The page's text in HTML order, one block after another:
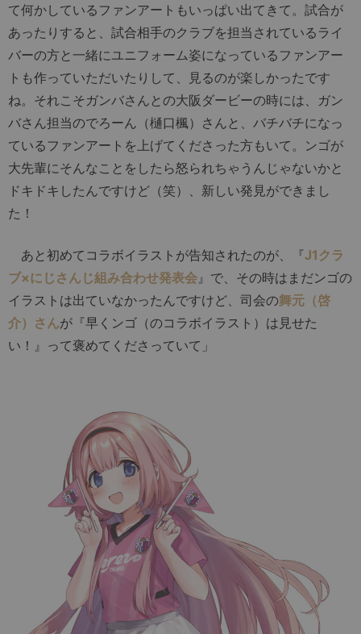
て何かしているファンアートもいっぱい出てきて。試合が
あったりすると、試合相手のクラブを担当されているライ
バーの方と一緒にユニフォーム姿になっているファンアー
トも作っていただいたりして、見るのが楽しかったです
ね。それこそガンバさんとの大阪ダービーの時には、ガン
バさん担当のでろーん（樋口楓）さんと、バチバチになっ
ているファンアートを上げてくださった方もいて。ンゴが
大先輩にそんなことをしたら怒られちゃうんじゃないかと
ドキドキしたんですけど（笑）、新しい発見ができまし
た！
あと初めてコラボイラストが告知されたのが、『J1クラ
ブ×にじさんじ組み合わせ発表会 』で、その時はまだンゴの
イラストは出ていなかったんですけど、司会の舞元（啓
介）さんが『早くンゴ（のコラボイラスト）は見せた
い！』って褒めてくださっていて」